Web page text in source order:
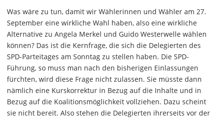
Was wäre zu tun, damit wir Wählerinnen und Wähler am 27.
September eine wirkliche Wahl haben, also eine wirkliche
Alternative zu Angela Merkel und Guido Westerwelle wählen
können? Das ist die Kernfrage, die sich die Delegierten des
SPD-Parteitages am Sonntag zu stellen haben. Die SPD-
Führung, so muss man nach den bisherigen Einlassungen
fürchten, wird diese Frage nicht zulassen. Sie müsste dann
nämlich eine Kurskorrektur in Bezug auf die Inhalte und in
Bezug auf die Koalitionsmöglichkeit vollziehen. Dazu scheint
sie nicht bereit. Also stehen die Delegierten ihrerseits vor der